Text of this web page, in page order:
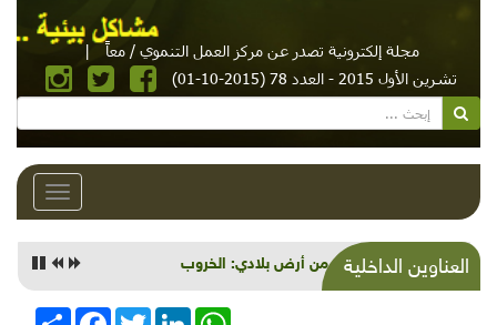
مجلة إلكترونية تصدر عن مركز العمل التنموي / معاً
|
تشرين الأول 2015 - العدد 78 (2015-10-01)
Toggle
العناوين الداخليةزهرة من أرض بلادي: الخروب
انشر
FacebookTwitterLinkedInWhatsApp